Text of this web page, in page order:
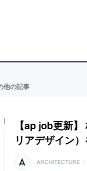
他の記事
【ap job更新
リアデザイン
ARCHITECTURE